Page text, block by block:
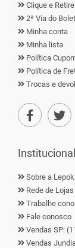
Clique e Retire
2ª Via do
Minha conta
Minha lista
Política
Política de
Trocas e
Institucional
Sobre a Lepok
Rede de Lojas
Trabalhe
Fale conosco
Vendas SP:
Vendas